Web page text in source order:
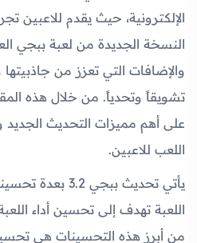
الإلكترونية، حيث يقدم للاعبين
النسخة الجديدة من لعبة ببجي
والإضافات التي تعزز من
تشويقاً وتحدياً. من خلال هذه
على أهم مميزات التحديث
اللعب للاعبين.
يأتي تحديث ببجي
اللعبة تهدف إلى تحسين أداء
من أبرز هذه التحسينات هي